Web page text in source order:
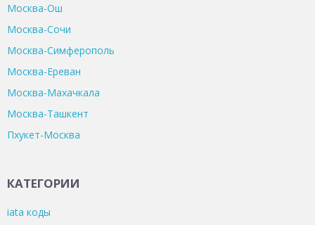
Москва-Ош
Москва-Сочи
Москва-Симферополь
Москва-Ереван
Москва-Махачкала
Москва-Ташкент
Пхукет-Москва
КАТЕГОРИИ
iata коды